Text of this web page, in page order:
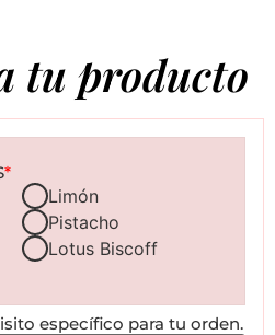
tu producto
*
Limón
Pistacho
Lotus Biscoff
específico para tu orden.